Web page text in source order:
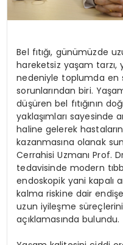
Bel fıtığı, günümüzde
hareketsiz yaşam tarzı,
nedeniyle toplumda en
sorunlarından biri.
düşüren bel fıtığının
yaklaşımları sayesinde
haline gelerek
kazanmasına olanak
Cerrahisi Uzmanı Prof.
tedavisinde modern
endoskopik yani
kalma riskine dair
uzun iyileşme
açıklamasında bulundu.